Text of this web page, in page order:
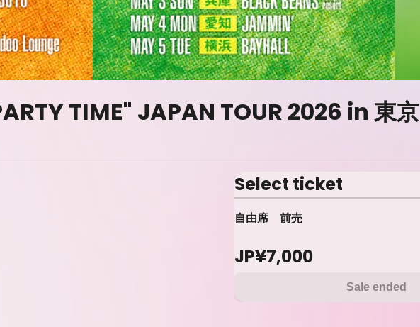
TIME" JAPAN TOUR 2026 in 東京
Select ticket
自由席 前売
JP¥7,000
Sale ended